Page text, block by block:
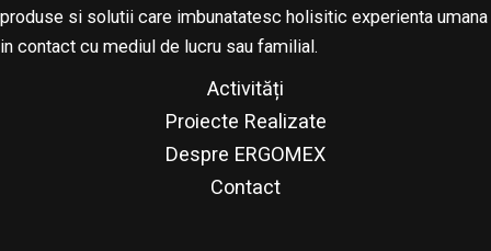
produse si solutii care imbunatatesc holisitic experienta umana
in contact cu mediul de lucru sau familial.
Activități
Proiecte Realizate
Despre ERGOMEX
Contact